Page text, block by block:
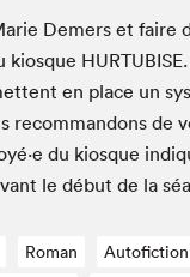
Demers et faire
kiosque HUR­TUBISE
en place un
recom­man­dons de
du kiosque
le début de la
Roman Autofiction